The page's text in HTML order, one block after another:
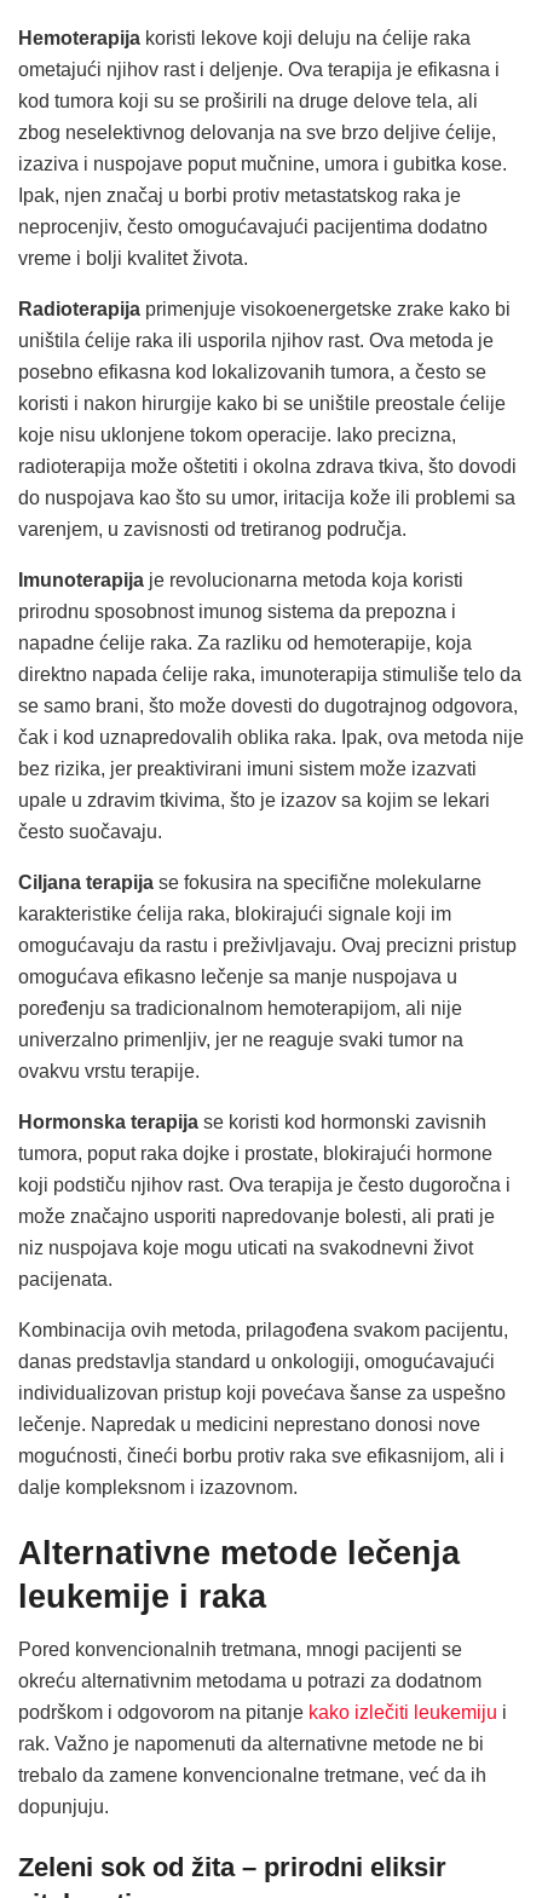
Hemoterapija koristi lekove koji deluju na ćelije raka
ometajući njihov rast i deljenje. Ova terapija je efikasna i
kod tumora koji su se proširili na druge delove tela, ali
zbog neselektivnog delovanja na sve brzo deljive ćelije,
izaziva i nuspojave poput mučnine, umora i gubitka kose.
Ipak, njen značaj u borbi protiv metastatskog raka je
neprocenjiv, često omogućavajući pacijentima dodatno
vreme i bolji kvalitet života.
Radioterapija primenjuje visokoenergetske zrake kako bi
uništila ćelije raka ili usporila njihov rast. Ova metoda je
posebno efikasna kod lokalizovanih tumora, a često se
koristi i nakon hirurgije kako bi se uništile preostale ćelije
koje nisu uklonjene tokom operacije. Iako precizna,
radioterapija može oštetiti i okolna zdrava tkiva, što dovodi
do nuspojava kao što su umor, iritacija kože ili problemi sa
varenjem, u zavisnosti od tretiranog područja.
Imunoterapija je revolucionarna metoda koja koristi
prirodnu sposobnost imunog sistema da prepozna i
napadne ćelije raka. Za razliku od hemoterapije, koja
direktno napada ćelije raka, imunoterapija stimuliše telo da
se samo brani, što može dovesti do dugotrajnog odgovora,
čak i kod uznapredovalih oblika raka. Ipak, ova metoda nije
bez rizika, jer preaktivirani imuni sistem može izazvati
upale u zdravim tkivima, što je izazov sa kojim se lekari
često suočavaju.
Ciljana terapija se fokusira na specifične molekularne
karakteristike ćelija raka, blokirajući signale koji im
omogućavaju da rastu i preživljavaju. Ovaj precizni pristup
omogućava efikasno lečenje sa manje nuspojava u
poređenju sa tradicionalnom hemoterapijom, ali nije
univerzalno primenljiv, jer ne reaguje svaki tumor na
ovakvu vrstu terapije.
Hormonska terapija se koristi kod hormonski zavisnih
tumora, poput raka dojke i prostate, blokirajući hormone
koji podstiču njihov rast. Ova terapija je često dugoročna i
može značajno usporiti napredovanje bolesti, ali prati je
niz nuspojava koje mogu uticati na svakodnevni život
pacijenata.
Kombinacija ovih metoda, prilagođena svakom pacijentu,
danas predstavlja standard u onkologiji, omogućavajući
individualizovan pristup koji povećava šanse za uspešno
lečenje. Napredak u medicini neprestano donosi nove
mogućnosti, čineći borbu protiv raka sve efikasnijom, ali i
dalje kompleksnom i izazovnom.
Alternativne metode lečenja
leukemije i raka
Pored konvencionalnih tretmana, mnogi pacijenti se
okreću alternativnim metodama u potrazi za dodatnom
podrškom i odgovorom na pitanje kako izlečiti leukemiju i
rak. Važno je napomenuti da alternativne metode ne bi
trebalo da zamene konvencionalne tretmane, već da ih
dopunjuju.
Zeleni sok od žita – prirodni eliksir